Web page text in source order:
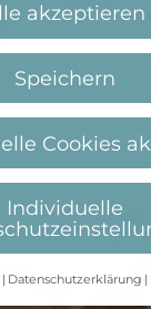
akzeptieren
Speichern
Cookies
Individuelle
Datenschutzerklärung